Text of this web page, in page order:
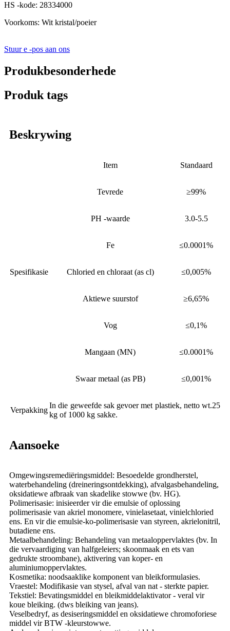
HS -kode: 28334000
Voorkoms: Wit kristal/poeier
Stuur e -pos aan ons
Produkbesonderhede
Produk tags
Beskrywing
Spesifikasie
Item Standaard
Tevrede ≥99%
PH -waarde 3.0-5.5
Fe ≤0.0001%
Chloried en chloraat (as cl) ≤0,005%
Aktiewe suurstof ≥6,65%
Vog ≤0,1%
Mangaan (MN) ≤0.0001%
Swaar metaal (as PB) ≤0,001%
Verpakking
In die geweefde sak gevoer met plastiek, netto wt.25
kg of 1000 kg sakke.
Aansoeke
Omgewingsremediëringsmiddel: Besoedelde grondherstel,
waterbehandeling (dreineringsontdekking), afvalgasbehandeling,
oksidatiewe afbraak van skadelike stowwe (bv. HG).
Polimerisasie: inisieerder vir die emulsie of oplossing
polimerisasie van akriel monomere, vinielasetaat, vinielchloried
ens. En vir die emulsie-ko-polimerisasie van styreen, akrielonitril,
butadiene ens.
Metaalbehandeling: Behandeling van metaaloppervlaktes (bv. In
die vervaardiging van halfgeleiers; skoonmaak en ets van
gedrukte stroombane), aktivering van koper- en
aluminiumoppervlaktes.
Kosmetika: noodsaaklike komponent van bleikformulasies.
Vraestel: Modifikasie van stysel, afval van nat - sterkte papier.
Tekstiel: Bevatingsmiddel en bleikmiddelaktivator - veral vir
koue bleiking. (dws bleiking van jeans).
Veselbedryf, as desiseringsmiddel en oksidatiewe chromoforiese
middel vir BTW -kleurstowwe.